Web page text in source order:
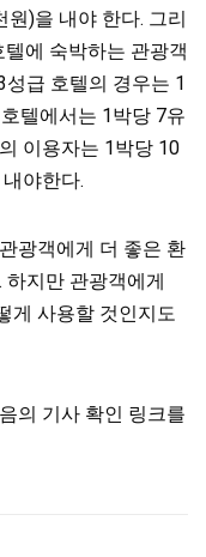
)을 내야 한다. 그리
에 숙박하는 관광객
성급 호텔의 경우는 1
텔에서는 1박당 7유
이용자는 1박당 10
야한다.
광객에게 더 좋은 환
지만 관광객에게
게 사용할 것인지도
의 기사 확인 링크를